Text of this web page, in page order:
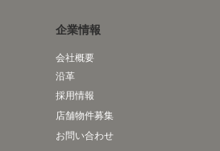
企業情報
会社概要
沿革
採用情報
店舗物件募集
お問い合わせ